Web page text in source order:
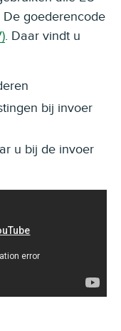
goederencode
. Daar vindt u
bij invoer
u bij de invoer